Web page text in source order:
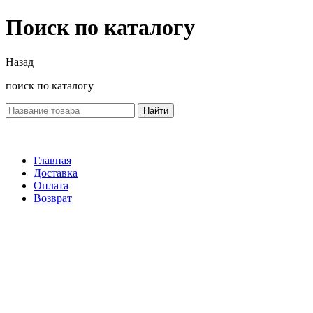
Поиск по каталогу
Назад
поиск по каталогу
Найти
Главная
Доставка
Оплата
Возврат